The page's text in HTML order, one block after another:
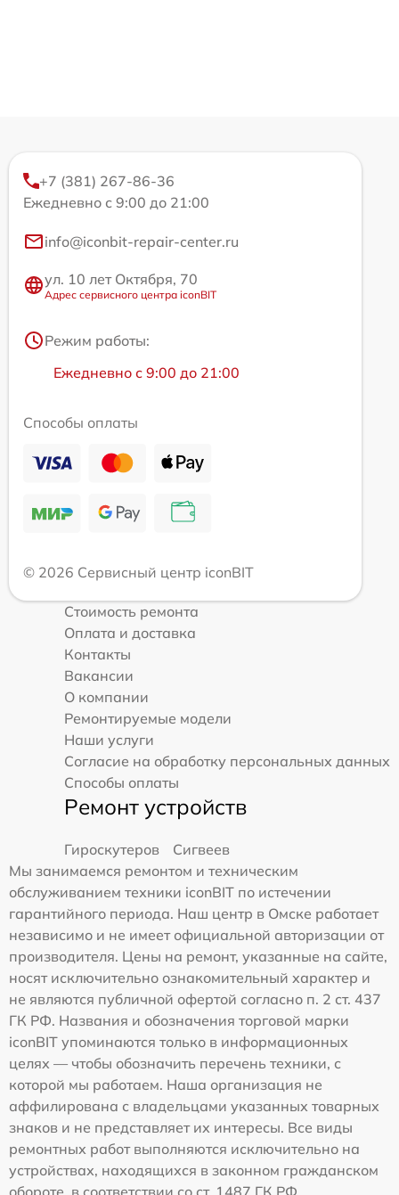
+7 (381) 267-86-36
Ежедневно с 9:00 до 21:00
info@iconbit-repair-center.ru
ул. 10 лет Октября, 70
Адрес сервисного центра iconBIT
Режим работы:
Ежедневно с 9:00 до 21:00
Способы оплаты
© 2026 Сервисный центр iconBIT
Стоимость ремонта
Оплата и доставка
Контакты
Вакансии
О компании
Ремонтируемые модели
Наши услуги
Согласие на обработку персональных данных
Способы оплаты
Ремонт устройств
Гироскутеров
Сигвеев
Мы занимаемся ремонтом и техническим
обслуживанием техники iconBIT по истечении
гарантийного периода. Наш центр в Омске работает
независимо и не имеет официальной авторизации от
производителя. Цены на ремонт, указанные на сайте,
носят исключительно ознакомительный характер и
не являются публичной офертой согласно п. 2 ст. 437
ГК РФ. Названия и обозначения торговой марки
iconBIT упоминаются только в информационных
целях — чтобы обозначить перечень техники, с
которой мы работаем. Наша организация не
аффилирована с владельцами указанных товарных
знаков и не представляет их интересы. Все виды
ремонтных работ выполняются исключительно на
устройствах, находящихся в законном гражданском
обороте, в соответствии со ст. 1487 ГК РФ.